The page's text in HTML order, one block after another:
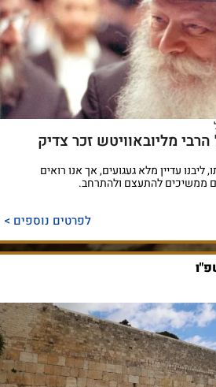
הרבי מליובאוויטש זכר צדיק
ליבנו עדיין מלא געגועים, אך אנו רואים
ממשיכים להתעצם ולהתרחב.
לפרטים נוספים >